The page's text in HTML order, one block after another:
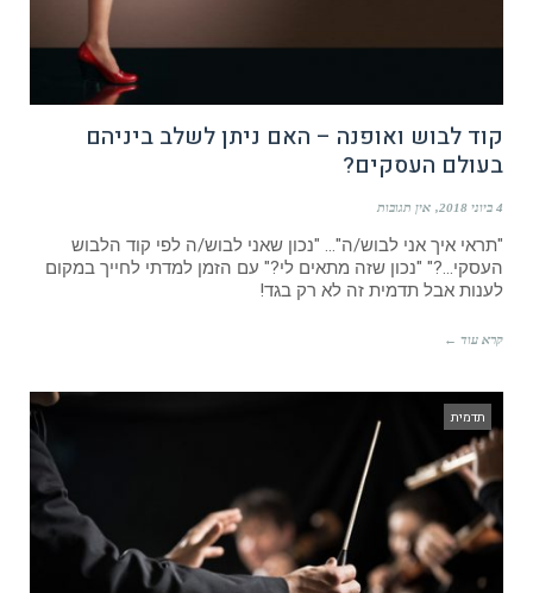
קוד לבוש ואופנה – האם ניתן לשלב ביניהם
בעולם העסקים?
4 ביוני 2018 אין תגובות
"תראי איך אני לבוש/ה"… "נכון שאני לבוש/ה לפי קוד הלבוש
העסקי…?" "נכון שזה מתאים לי?" עם הזמן למדתי לחייך במקום
לענות אבל תדמית זה לא רק בגד!
קרא עוד ←
תדמית